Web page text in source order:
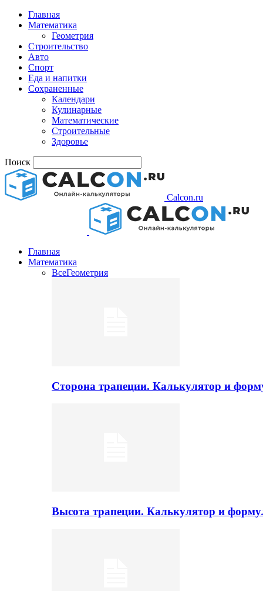
Главная
Математика
Геометрия
Строительство
Авто
Спорт
Еда и напитки
Сохраненные
Календари
Кулинарные
Математические
Строительные
Здоровье
Поиск
Calcon.ru
Главная
Математика
ВсеГеометрия
Сторона трапеции. Калькулятор и
Высота трапеции. Калькулятор и